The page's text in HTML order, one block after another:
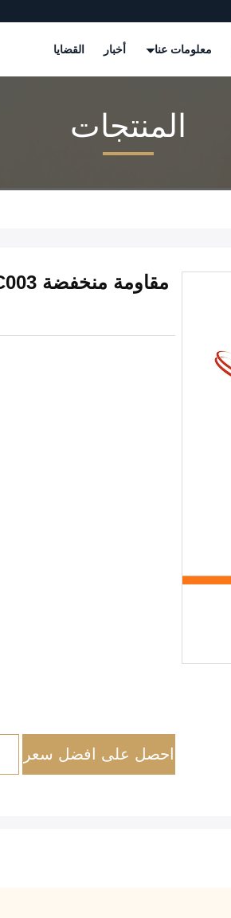
معلومات عنا أخبار القضايا
المنتجات
احصل على افضل سعر